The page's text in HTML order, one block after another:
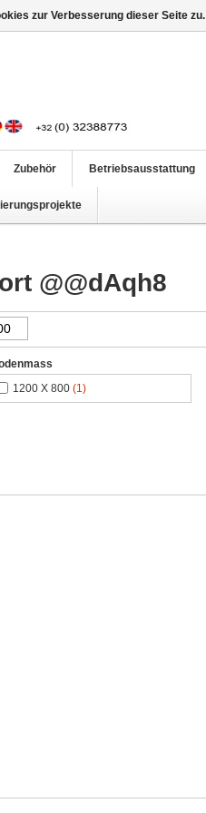
Zubehör Betriebsausstattung
@@dAqh8
1200 X 800 (1)
zur Verbesserung dieser Seite zu.